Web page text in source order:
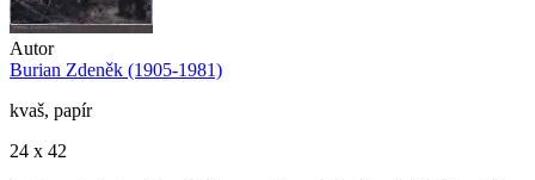
Autor
Burian Zdeněk (1905-1981)
kvaš, papír
24 x 42